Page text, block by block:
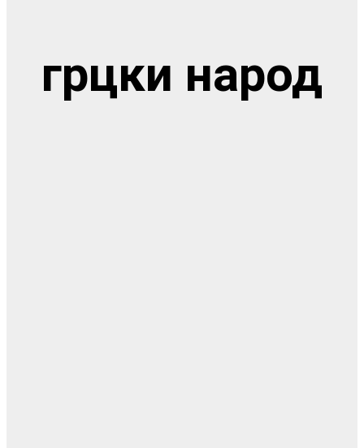
грцки народ